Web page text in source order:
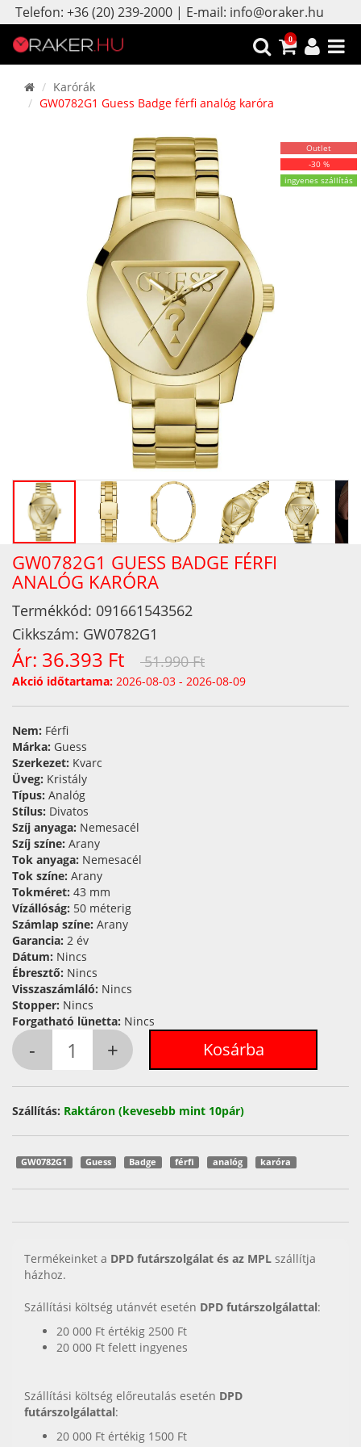
Telefon: +36 (20) 239-2000 | E-mail: info@oraker.hu
0
Karórák
GW0782G1 Guess Badge férfi analóg karóra
Outlet
-30 %
ingyenes szállítás
GW0782G1 GUESS BADGE FÉRFI
ANALÓG KARÓRA
Termékkód: 091661543562
Cikkszám: GW0782G1
Ár: 36.393 Ft 51.990 Ft
Akció időtartama: 2026-08-03 - 2026-08-09
Nem: Férfi
Márka: Guess
Szerkezet: Kvarc
Üveg: Kristály
Típus: Analóg
Stílus: Divatos
Szíj anyaga: Nemesacél
Szíj színe: Arany
Tok anyaga: Nemesacél
Tok színe: Arany
Tokméret: 43 mm
Vízállóság: 50 méterig
Számlap színe: Arany
Garancia: 2 év
Dátum: Nincs
Ébresztő: Nincs
Visszaszámláló: Nincs
Stopper: Nincs
Forgatható lünetta: Nincs
Szállítás: Raktáron (kevesebb mint 10pár)
GW0782G1 Guess Badge férfi analóg karóra
Termékeinket a DPD futárszolgálat és az MPL szállítja
házhoz.
Szállítási költség utánvét esetén DPD futárszolgálattal:
20 000 Ft értékig 2500 Ft
20 000 Ft felett ingyenes
Szállítási költség előreutalás esetén DPD
futárszolgálattal:
20 000 Ft értékig 1500 Ft